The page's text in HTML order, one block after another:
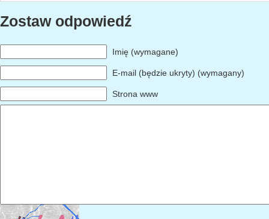
Zostaw odpowiedź
Imię (wymagane)
E-mail (będzie ukryty) (wymagany)
Strona www